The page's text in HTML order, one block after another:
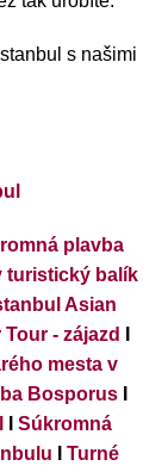
s našimi
plavba
turistický balík
Asian
- zájazd
mesta v
BosporusI
Súkromná
Turné